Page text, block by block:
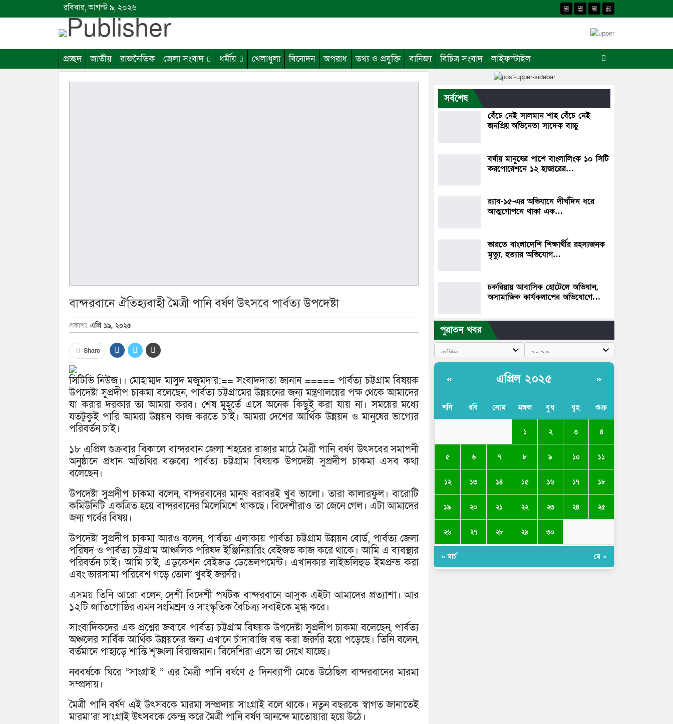
রবিবার, আগস্ট ৯, ২০২৬
প্রচ্ছদ জাতীয় রাজনৈতিক জেলা সংবাদ ধর্মীয় খেলাধুলা বিনোদন অপরাধ তথ্য ও প্রযুক্তি বানিজ্য বিচিত্র সংবাদ লাইফস্টাইল
বান্দরবানে ঐতিহ্যবাহী মৈত্রী পানি বর্ষণ উৎসবে পার্বত্য উপদেষ্টা
প্রকাশঃ এপ্রি ১৯, ২০২৫
Share
সিটিভি নিউজ।। মোহাম্মদ মাসুদ মজুমদার:== সংবাদদাতা জানান ===== পার্বত্য চট্টগ্রাম বিষয়ক
উপদেষ্টা সুপ্রদীপ চাকমা বলেছেন, পার্বত্য চট্টগ্রামের উন্নয়নের জন্য মন্ত্রণালয়ের পক্ষ থেকে আমাদের
যা করার দরকার তা আমরা করব। শেষ মুহূর্তে এসে অনেক কিছুই করা যায় না। সময়ের মধ্যে
যতটুকুই পারি আমরা উন্নয়ন কাজ করতে চাই। আমরা দেশের আর্থিক উন্নয়ন ও মানুষের ভাগ্যের
পরিবর্তন চাই।
১৮ এপ্রিল শুক্রবার বিকালে বান্দরবান জেলা শহরের রাজার মাঠে মৈত্রী পানি বর্ষণ উৎসবের সমাপনী
অনুষ্ঠানে প্রধান অতিথির বক্তব্যে পার্বত্য চট্টগ্রাম বিষয়ক উপদেষ্টা সুপ্রদীপ চাকমা এসব কথা
বলেছেন।
উপদেষ্টা সুপ্রদীপ চাকমা বলেন, বান্দরবানের মানুষ বরাবরই খুব ভালো। তারা কালারফুল। বারোটি
কমিউনিটি একত্রিত হয়ে বান্দরবানের মিলেমিশে থাকছে। বিদেশীরাও তা জেনে গেল। এটা আমাদের
জন্য গর্বের বিষয়।
উপদেষ্টা সুপ্রদীপ চাকমা আরও বলেন, পার্বত্য এলাকায় পার্বত্য চট্টগ্রাম উন্নয়ন বোর্ড, পার্বত্য জেলা
পরিষদ ও পার্বত্য চট্টগ্রাম আঞ্চলিক পরিষদ ইঞ্জিনিয়ারিং বেইজড কাজ করে থাকে। আমি এ ব্যবস্থার
পরিবর্তন চাই। আমি চাই, এডুকেশন বেইজড ডেভেলপমেন্ট। এখানকার লাইভলিহুড ইমপ্রুভ করা
এবং ভারসাম্য পরিবেশ গড়ে তোলা খুবই জরুরি।
এসময় তিনি আরো বলেন, দেশী বিদেশী পর্যটক বান্দরবানে আসুক এইটা আমাদের প্রত্যাশা। আর
১২টি জাতিগোষ্ঠির এমন সংমিশ্রন ও সাংস্কৃতিক বৈচিত্র্য সবাইকে মুগ্ধ করে।
সাংবাদিকদের এক প্রশ্নের জবাবে পার্বত্য চট্টগ্রাম বিষয়ক উপদেষ্টা সুপ্রদীপ চাকমা বলেছেন, পার্বত্য
অঞ্চলের সার্বিক আর্থিক উন্নয়নের জন্য এখানে চাঁদাবাজি বন্ধ করা জরুরি হয়ে পড়েছে। তিনি বলেন,
বর্তমানে পাহাড়ে শান্তি শৃঙ্খলা বিরাজমান। বিদেশিরা এসে তা দেখে যাচ্ছে।
নববর্ষকে ঘিরে “সাংগ্রাই ” এর মৈত্রী পানি বর্ষণে ৫ দিনব্যাপী মেতে উঠেছিল বান্দরবানের মারমা
সম্প্রদায়।
মৈত্রী পানি বর্ষণ এই উৎসবকে মারমা সম্প্রদায় সাংগ্রাই বলে থাকে। নতুন বছরকে স্বাগত জানাতেই
মারমা’রা সাংগ্রাই উৎসবকে কেন্দ্র করে মৈত্রী পানি বর্ষণ আনন্দে মাতোয়ারা হয়ে উঠে।
সর্বশেষ
বেঁচে নেই সালমান শাহ বেঁচে নেই
জনপ্রিয় অভিনেতা সাদেক বাচ্চু
বর্ষায় মানুষের পাশে বাংলালিংক ১০ সিটি
করপোরেশনে ১২ হাজারের…
র‌্যাব-১৫-এর অভিযানে দীর্ঘদিন ধরে
আত্মগোপনে থাকা এক…
ভারতে বাংলাদেশি শিক্ষার্থীর রহস্যজনক
মৃত্যু, হত্যার অভিযোগ…
চকরিয়ায় আবাসিক হোটেলে অভিযান,
অসামাজিক কার্যকলাপের অভিযোগে…
পুরাতন খবর
« এপ্রিল ২০২৫ »
শনি রবি সোম মঙ্গল বুধ বৃহ শুক্র
১ ২ ৩ ৪
৫ ৬ ৭ ৮ ৯ ১০ ১১
১২ ১৩ ১৪ ১৫ ১৬ ১৭ ১৮
১৯ ২০ ২১ ২২ ২৩ ২৪ ২৫
২৬ ২৭ ২৮ ২৯ ৩০
« মার্চ মে »